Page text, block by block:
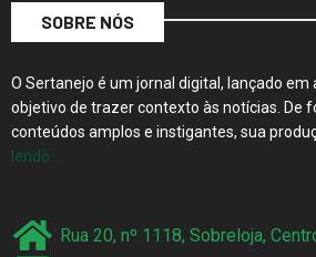
SOBRE NÓS
O Sertanejo é um jornal digital, lançado em
objetivo de trazer contexto às notícias. De
conteúdos amplos e instigantes, sua
lendo…
Rua 20, nº 1118, Sobreloja,